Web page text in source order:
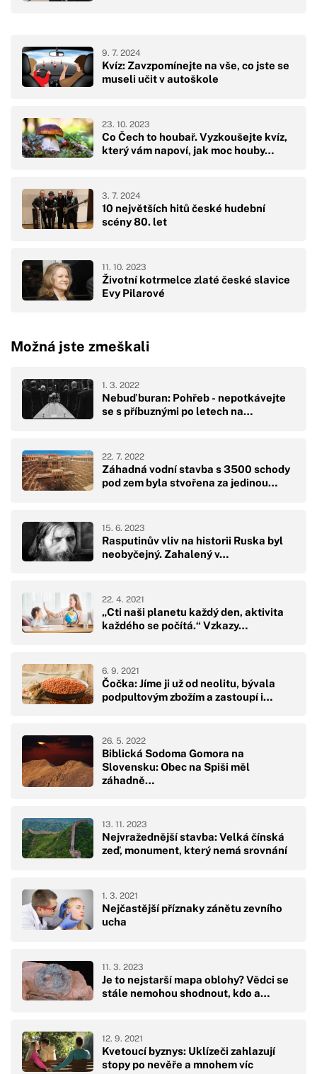
Kvíz: Zavzpomínejte na vše, co jste se
museli učit v autoškole
9. 7. 2024
Co Čech to houbař. Vyzkoušejte kvíz,
který vám napoví, jak moc houby…
23. 10. 2023
10 největších hitů české hudební
scény 80. let
3. 7. 2024
Životní kotrmelce zlaté české slavice
Evy Pilarové
11. 10. 2023
Možná jste zmeškali
Nebuď buran: Pohřeb - nepotkávejte
se s příbuznými po letech na…
1. 3. 2022
Záhadná vodní stavba s 3500 schody
pod zem byla stvořena za jedinou…
22. 7. 2022
Rasputinův vliv na historii Ruska byl
neobyčejný. Zahalený v…
15. 6. 2023
„Cti naši planetu každý den, aktivita
každého se počítá.“ Vzkazy…
22. 4. 2021
Čočka: Jíme ji už od neolitu, bývala
podpultovým zbožím a zastoupí i…
6. 9. 2021
Biblická Sodoma Gomora na
Slovensku: Obec na Spiši měl
záhadně…
26. 5. 2022
Nejvražednější stavba: Velká čínská
zeď, monument, který nemá srovnání
13. 11. 2023
Nejčastější příznaky zánětu zevního
ucha
1. 3. 2021
Je to nejstarší mapa oblohy? Vědci se
stále nemohou shodnout, kdo a…
11. 3. 2023
Kvetoucí byznys: Uklízeči zahlazují
stopy po nevěře a mnohem víc
12. 9. 2021